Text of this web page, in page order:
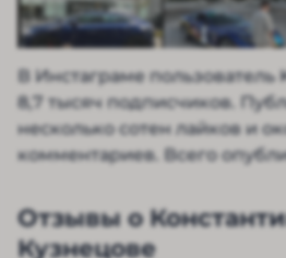
В Инстаграме пользователь
8,7 тысяч подписчиков.
несколько сотен лайков и
комментариев. Всего
Отзывы о
Кузнецове